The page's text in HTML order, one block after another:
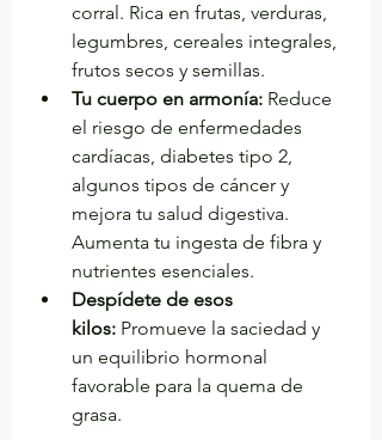
corral. Rica en frutas, verduras,
legumbres, cereales integrales,
frutos secos y semillas.
Tu cuerpo en armonía: Reduce
el riesgo de enfermedades
cardíacas, diabetes tipo 2,
algunos tipos de cáncer y
mejora tu salud digestiva.
Aumenta tu ingesta de fibra y
nutrientes esenciales.
Despídete de esos
kilos: Promueve la saciedad y
un equilibrio hormonal
favorable para la quema de
grasa.